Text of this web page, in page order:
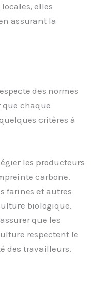
elles
assurant la
des normes
que chaque
critères à
les producteurs
carbone.
farines et autres
biologique.
que les
respectent le
des travailleurs.